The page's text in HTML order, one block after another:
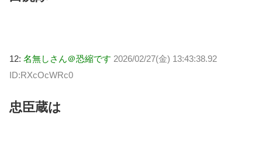
12: 名無しさん＠恐縮です 2026/02/27(金) 13:43:38.92
ID:RXcOcWRc0
忠臣蔵は